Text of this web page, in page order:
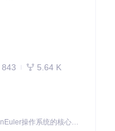
843 5.64 K
openEuler内核是openEuler操作系统的核心，既是系统性能与稳定性的基石，也是连接处理器、设备与服务的桥梁。